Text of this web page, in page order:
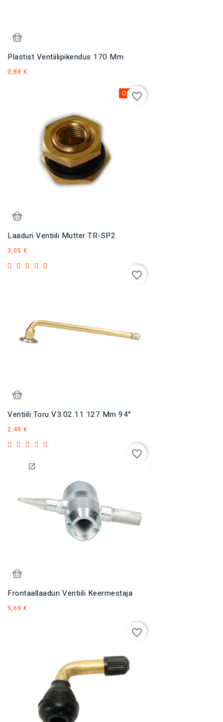
Plastist Ventiilipikendus 170 Mm
0,88 €
Otsas
Laaduri Ventiili Mutter TR-SP2
3,05 €
favorite_border
Ventiili Toru V3.02.11 127 Mm 94°
2,49 €
favorite_border
Frontaallaaduri Ventiili Keermestaja
5,69 €
favorite_border
favorite_border